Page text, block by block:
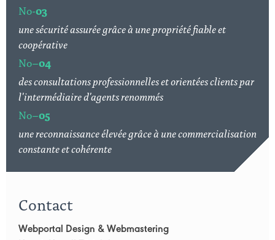
No-03
une sécurité assurée grâce à une propriété fiable et
coopérative
No–04
des consultations professionnelles et orientées clients par
l'intermédiaire d'agents renommés
No–05
une reconnaissance élevée grâce à une commercialisation
constante et cohérente
Contact
Webportal Design & Webmastering